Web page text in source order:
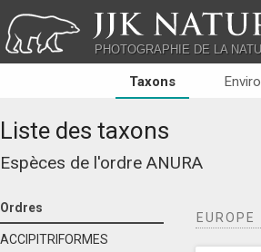
JJK
PHOTOGRAPHIE DE LA
Taxons
Liste des taxons
Espèces de l'ordre ANURA
Ordres
ACCIPITRIFORMES
EUROPE